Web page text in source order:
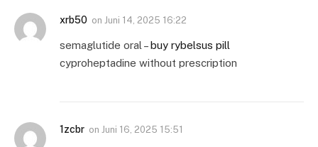
xrb50 on Juni 14, 2025 16:22
semaglutide oral –buy rybelsus pill
cyproheptadine without prescription
1zcbr on Juni 16, 2025 15:51